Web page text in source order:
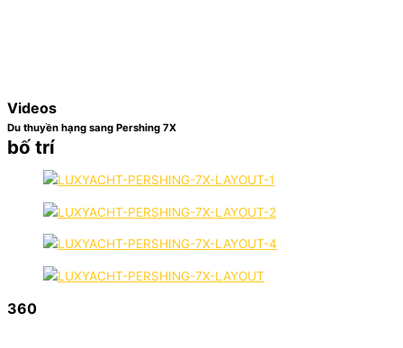
Videos
Du thuyền hạng sang Pershing 7X
bố trí
360